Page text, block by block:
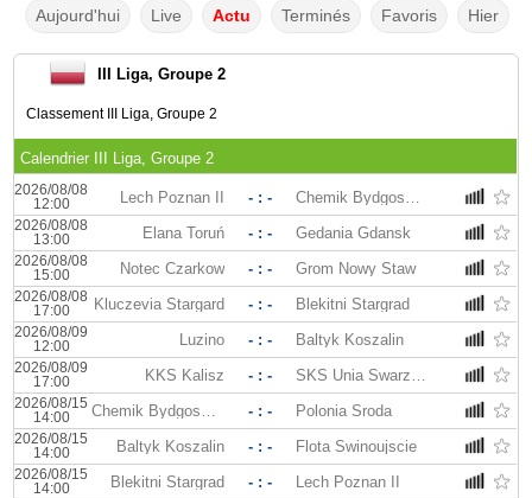
Aujourd'hui Live Actu Terminés Favoris Hier
III Liga, Groupe 2
Classement III Liga, Groupe 2
Calendrier III Liga, Groupe 2
2026/08/08
12:00
Lech Poznan II - : - Chemik Bydgoszcz
2026/08/08
13:00
Elana Toruń - : - Gedania Gdansk
2026/08/08
15:00
Notec Czarkow - : - Grom Nowy Staw
2026/08/08
17:00
Kluczevia Stargard - : - Blekitni Stargrad
2026/08/09
12:00
Luzino - : - Baltyk Koszalin
2026/08/09
17:00
KKS Kalisz - : - SKS Unia Swarzedz
2026/08/15
14:00
Chemik Bydgoszcz - : - Polonia Sroda
2026/08/15
14:00
Baltyk Koszalin - : - Flota Swinoujscie
2026/08/15
14:00
Blekitni Stargrad - : - Lech Poznan II